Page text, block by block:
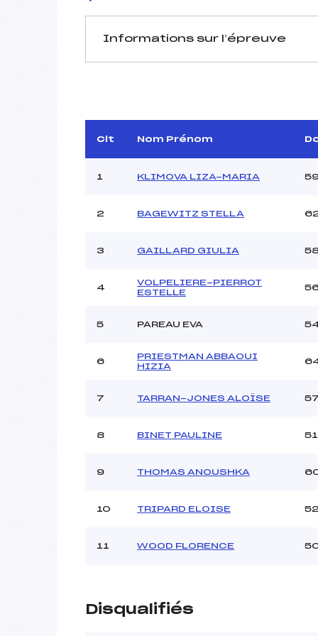
Informations sur l’épreuve
Arbitre :
Assistant :
MANCHE 1
Heure de départ :
Ouvreurs A :
Météo :
Pénalité appliquée :
Clt Nom Prénom
1 KLIMOVA LIZA-MARIA
2 BAGEWITZ STELLA
3 GAILLARD GIULIA
4
VOLPELIERE-PIERROT
ESTELLE
5 PAREAU EVA
6
PRIESTMAN ABBAOUI
HIZIA
7 TARRAN-JONES ALOÏSE 57
8 BINET PAULINE 51
9 THOMAS ANOUSHKA
10 TRIPARD ELOISE 52
11 WOOD FLORENCE
Disqualifiés